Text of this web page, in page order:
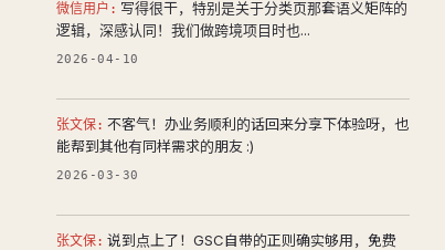
微信用户:
逻辑，深感认同！我们做跨境项目时也...
2026-04-10
张文保:
能帮到其他有同样需求的朋友 :)
2026-03-30
张文保: